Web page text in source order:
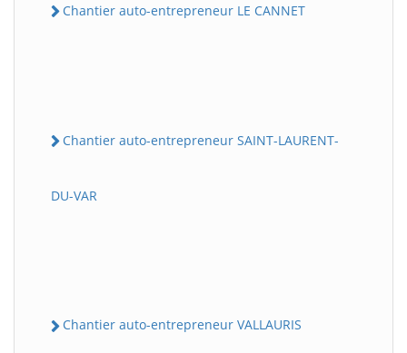
Chantier auto-entrepreneur LE CANNET
Chantier auto-entrepreneur SAINT-LAURENT-
DU-VAR
Chantier auto-entrepreneur VALLAURIS